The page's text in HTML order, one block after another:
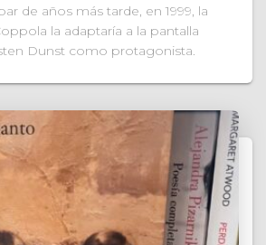
de años más tarde, en 1999, la
la adaptaría a la pantalla
Dunst como protagonista.